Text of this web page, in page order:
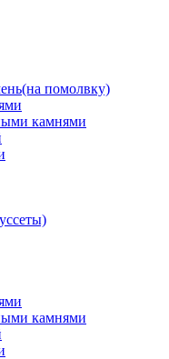
помолвку)
камнями
камнями